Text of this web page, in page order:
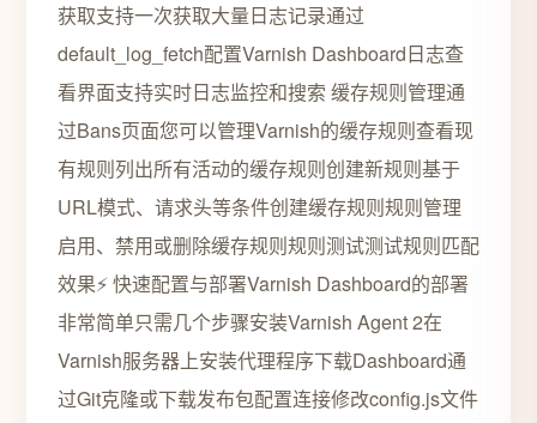
获取支持一次获取大量日志记录通过
default_log_fetch配置Varnish Dashboard日志查
看界面支持实时日志监控和搜索️ 缓存规则管理通
过Bans页面您可以管理Varnish的缓存规则查看现
有规则列出所有活动的缓存规则创建新规则基于
URL模式、请求头等条件创建缓存规则规则管理
启用、禁用或删除缓存规则规则测试测试规则匹配
效果⚡ 快速配置与部署Varnish Dashboard的部署
非常简单只需几个步骤安装Varnish Agent 2在
Varnish服务器上安装代理程序下载Dashboard通
过Git克隆或下载发布包配置连接修改config.js文件